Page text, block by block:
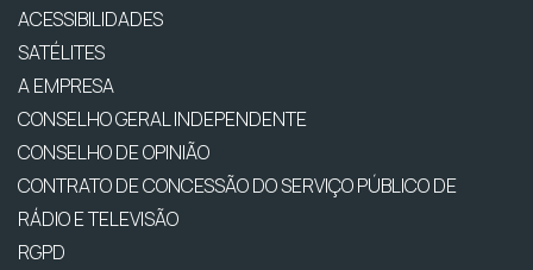
ACESSIBILIDADES
SATÉLITES
A EMPRESA
CONSELHO GERAL INDEPENDENTE
CONSELHO DE OPINIÃO
CONTRATO DE CONCESSÃO DO SERVIÇO PÚBLICO DE
RÁDIO E TELEVISÃO
RGPD